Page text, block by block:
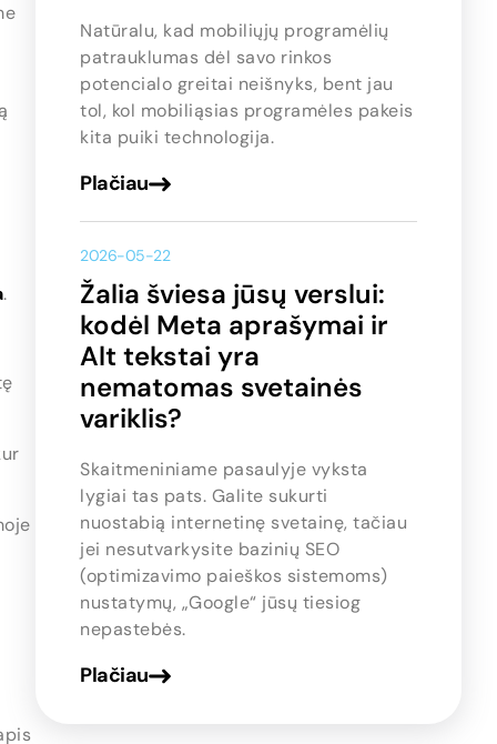
.
Natūralu, kad mobiliųjų programėlių
patrauklumas dėl savo rinkos
potencialo greitai neišnyks, bent jau
tol, kol mobiliąsias programėles pakeis
kita puiki technologija.
Plačiau
2026-05-22
Žalia šviesa jūsų verslui:
kodėl Meta aprašymai ir
Alt tekstai yra
nematomas svetainės
variklis?
Skaitmeniniame pasaulyje vyksta
lygiai tas pats. Galite sukurti
nuostabią internetinę svetainę, tačiau
jei nesutvarkysite bazinių SEO
(optimizavimo paieškos sistemoms)
nustatymų, „Google“ jūsų tiesiog
nepastebės.
Plačiau